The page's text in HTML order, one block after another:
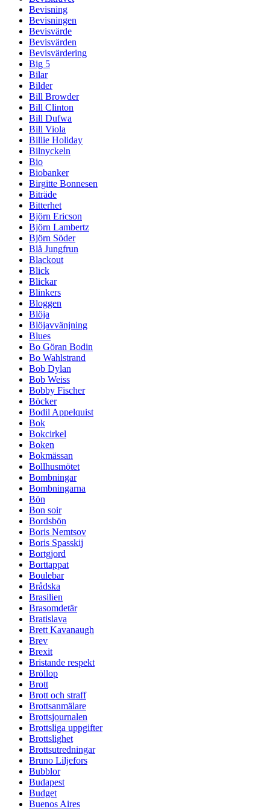
Bevisning
Bevisningen
Bevisvärde
Bevisvärden
Bevisvärdering
Big 5
Bilar
Bilder
Bill Browder
Bill Clinton
Bill Dufwa
Bill Viola
Billie Holiday
Bilnyckeln
Bio
Biobanker
Birgitte Bonnesen
Biträde
Bitterhet
Björn Ericson
Björn Lambertz
Björn Söder
Blå Jungfrun
Blackout
Blick
Blickar
Blinkers
Bloggen
Blöja
Blöjavvänjning
Blues
Bo Göran Bodin
Bo Wahlstrand
Bob Dylan
Bob Weiss
Bobby Fischer
Böcker
Bodil Appelquist
Bok
Bokcirkel
Boken
Bokmässan
Bollhusmötet
Bombningar
Bombningarna
Bön
Bon soir
Bordsbön
Boris Nemtsov
Boris Spasskij
Bortgjord
Borttappat
Boulebar
Brådska
Brasilien
Brasomdetär
Bratislava
Brett Kavanaugh
Brev
Brexit
Bristande respekt
Bröllop
Brott
Brott och straff
Brottsanmälare
Brottsjournalen
Brottsliga uppgifter
Brottslighet
Brottsutredningar
Bruno Liljefors
Bubblor
Budapest
Budget
Buenos Aires